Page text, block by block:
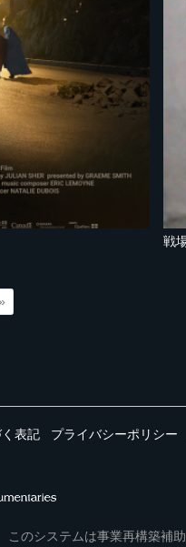
戦
表記 プライバシーポリシー
のシステムは事業再構築補助